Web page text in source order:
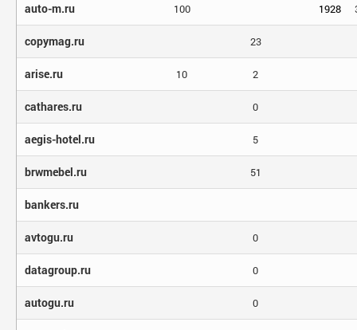
auto-m.ru 100 1928
copymag.ru 23
arise.ru 10 2
cathares.ru 0
aegis-hotel.ru 5
brwmebel.ru 51
bankers.ru
avtogu.ru 0
datagroup.ru 0
autogu.ru 0